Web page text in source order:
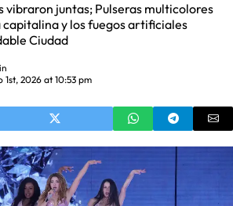
vibraron juntas; Pulseras multicolores
y los fuegos artificiales
Ciudad
2026 at 10:53 pm